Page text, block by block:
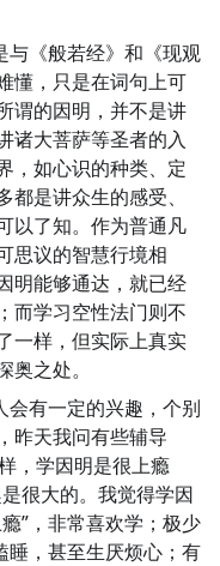
与《般若经》和《现观
懂，只是在词句上可
谓的因明，并不是讲
诸大菩萨等圣者的入
，如心识的种类、定
是讲众生的感受、
以了知。作为普通凡
思议的智慧行境相
明能够通达，就已经
而学习空性法门则不
一样，但实际上真实
之处。
会有一定的兴趣，个别
昨天我问有些辅导
，学因明是很上瘾
很大的。我觉得学因
”，非常喜欢学；极少
睡，甚至生厌烦心；有